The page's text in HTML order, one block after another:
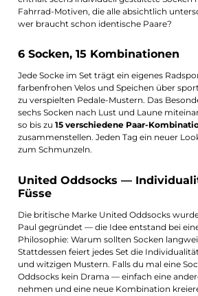
Fahrrad-Motiven, die alle absichtlich
wer braucht schon identische Paare?
6 Socken, 15 Kombinationen
Jede Socke im Set trägt ein eigenes
farbenfrohen Velos und Speichen über
zu verspielten Pedale-Mustern. Das
sechs Socken nach Lust und Laune
so bis zu15 verschiedene Paar-
zusammenstellen. Jeden Tag ein neuer
zum Schmunzeln.
United Oddsocks —
Füsse
Die britische Marke United Oddsocks
Paul gegründet — die Idee entstand bei
Philosophie: Warum sollten Socken
Stattdessen feiert jedes Set die
und witzigen Mustern. Falls du mal eine
Oddsocks kein Drama — einfach eine
nehmen und eine neue Kombination